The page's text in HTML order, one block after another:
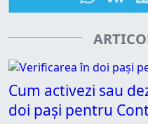
Cum activezi sau
doi pași pentru